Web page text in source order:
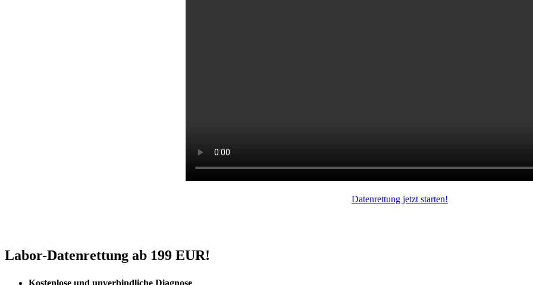
Datenrettung jetzt starten!
Labor-Datenrettung ab 199 EUR!